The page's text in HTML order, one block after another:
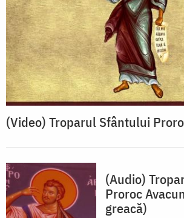
(Video) Troparul Sfântului
(Audio)
Proroc
greacă)